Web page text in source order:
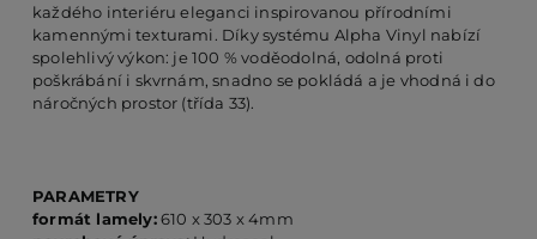
každého interiéru eleganci inspirovanou přírodními
kamennými texturami. Díky systému Alpha Vinyl nabízí
spolehlivý výkon: je 100 % voděodolná, odolná proti
poškrábání i skvrnám, snadno se pokládá a je vhodná i do
náročných prostor (třída 33).
PARAMETRY
formát lamely:610 x 303 x 4mm